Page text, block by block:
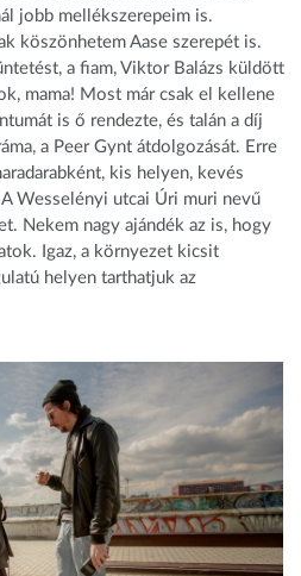
jobb mellékszerepeim is.
köszönhetem Aase szerepét is.
a fiam, Viktor Balázs küldött
mama! Most már csak el kellene
is ő rendezte, és talán a díj
a Peer Gynt átdolgozását. Erre
kis helyen, kevés
Wesselényi utcai Úri muri nevű
Nekem nagy ajándék az is, hogy
Igaz, a környezet kicsit
helyen tarthatjuk az